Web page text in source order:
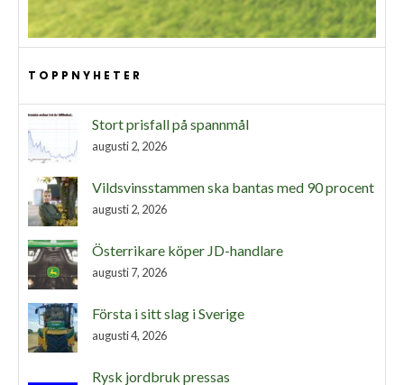
TOPPNYHETER
Stort prisfall på spannmål
augusti 2, 2026
Vildsvinsstammen ska bantas med 90 procent
augusti 2, 2026
Österrikare köper JD-handlare
augusti 7, 2026
Första i sitt slag i Sverige
augusti 4, 2026
Rysk jordbruk pressas